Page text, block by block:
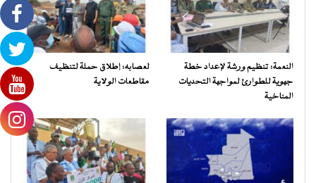
النعمة: تنظيم ورشة لإعداد خطة
جهوية للطوارئ لمواجهة التحديات
المناخية
لعصابه: إطلاق حملة لتنظيف
مقاطعات الولاية